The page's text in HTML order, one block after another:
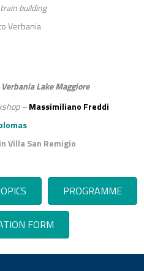
building
Lake Maggiore
–Massimiliano Freddi
Villa San Remigio
PROGRAMME
FORM